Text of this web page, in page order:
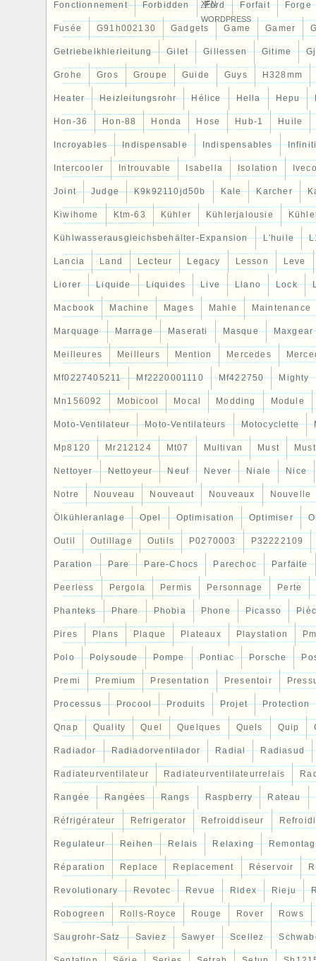
Fonctionnement Forbidden Ford Forfait Forge
Fusée G91h002130 Gadgets Game Gamer
Getriebelkhlerleitung Gilet Gillessen Gitime
Grohe Gros Groupe Guide Guys H328mm
Heater Heizleitungsrohr Hélice Hella Hepu
Hon-36 Hon-88 Honda Hose Hub-1 Huile
Incroyables Indispensable Indispensables
Intercooler Introuvable Isabella Isolation
Joint Judge K9k92110jd50b Kale Karcher
Kiwihome Ktm-63 Kühler Kühlerjalousie
Kühlwasserausgleichsbehälter-Expansion L'huile
Lancia Land Lecteur Legacy Lesson Leve
Liorer Liquide Liquides Live Llano Lock
Macbook Machine Mages Mahle Maintenance
Marquage Marrage Maserati Masque Maxgear
Meilleures Meilleurs Mention Mercedes
Mf0227405211 Mf2220001110 Mf422750 Mighty
Mn156092 Mobicool Mocal Modding Module
Moto-Ventilateur Moto-Ventilateurs Motocyclette
Mp8120 Mr212124 Mt07 Multivan Must
Nettoyer Nettoyeur Neuf Never Niale Nice
Notre Nouveau Nouveaut Nouveaux Nouvelle
Ölkühleranlage Opel Optimisation Optimiser
Outil Outillage Outils P0270003 P32222109
Paration Pare Pare-Chocs Parechoc Parfaite
Peerless Pergola Permis Personnage Perte
Phanteks Phare Phobia Phone Picasso
Pires Plans Plaque Plateaux Playstation
Polo Polysoude Pompe Pontiac Porsche
Premi Premium Presentation Presentoir
Processus Procool Produits Projet Protection
Qnap Quality Quel Quelques Quels Quip
Radiador Radiadorventilador Radial Radiasud
Radiateurventilateur Radiateurventilateurrelais
Rangée Rangées Rangs Raspberry Rateau
Réfrigérateur Refrigerator Refroiddiseur Refroidi
Regulateur Reihen Relais Relaxing
Réparation Replace Replacement Réservoir
Revolutionary Revotec Revue Ridex Rieju
Robogreen Rolls-Royce Rouge Rover Rows
Saugrohr-Satz Saviez Sawyer Scellez
XFN
WORDPRESS